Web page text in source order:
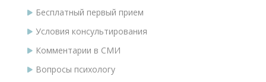
Бесплатный первый прием
Условия консультирования
Комментарии в СМИ
Вопросы психологу